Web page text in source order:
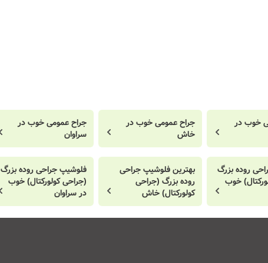
خوب در
جراح عمومی خوب در
خاش
جراح عمومی خوب در
سراوان
روده بزرگ
خوب
بهترین فلوشیپ جراحی
روده بزرگ (جراحی
کولورکتال) خاش
فلوشیپ جراحی روده بزرگ
(جراحی کولورکتال) خوب
در سراوان